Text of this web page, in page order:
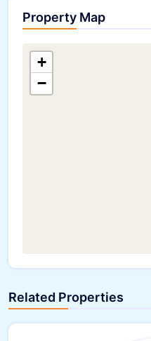
Property Map
+
−
Related Properties